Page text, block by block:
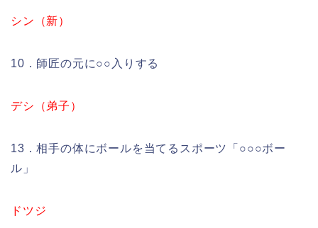
シン（新）
10．師匠の元に○○入りする
デシ（弟子）
13．相手の体にボールを当てるスポーツ「○○○ボー
ル」
ドツジ